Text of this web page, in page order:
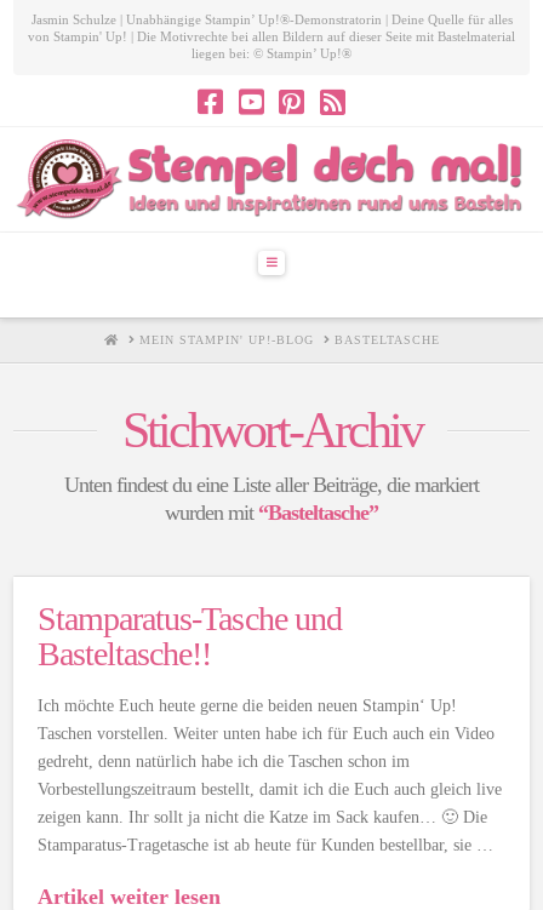
Jasmin Schulze | Unabhängige Stampin’ Up!®-Demonstratorin | Deine Quelle für alles
von Stampin' Up! | Die Motivrechte bei allen Bildern auf dieser Seite mit Bastelmaterial
liegen bei: © Stampin’ Up!®
Navigation
HOMEMEIN STAMPIN' UP!-BLOG BASTELTASCHE
Stichwort-Archiv
Unten findest du eine Liste aller Beiträge, die markiert
wurden mit “Basteltasche”
Stamparatus-Tasche und
Basteltasche!!
Ich möchte Euch heute gerne die beiden neuen Stampin‘ Up!
Taschen vorstellen. Weiter unten habe ich für Euch auch ein Video
gedreht, denn natürlich habe ich die Taschen schon im
Vorbestellungszeitraum bestellt, damit ich die Euch auch gleich live
zeigen kann. Ihr sollt ja nicht die Katze im Sack kaufen… 🙂 Die
Stamparatus-Tragetasche ist ab heute für Kunden bestellbar, sie …
Artikel weiter lesen